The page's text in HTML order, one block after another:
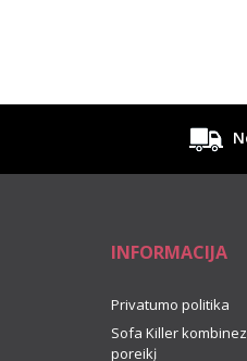
INFORMACIJA
Privatumo politika
Sofa Killer
poreikį